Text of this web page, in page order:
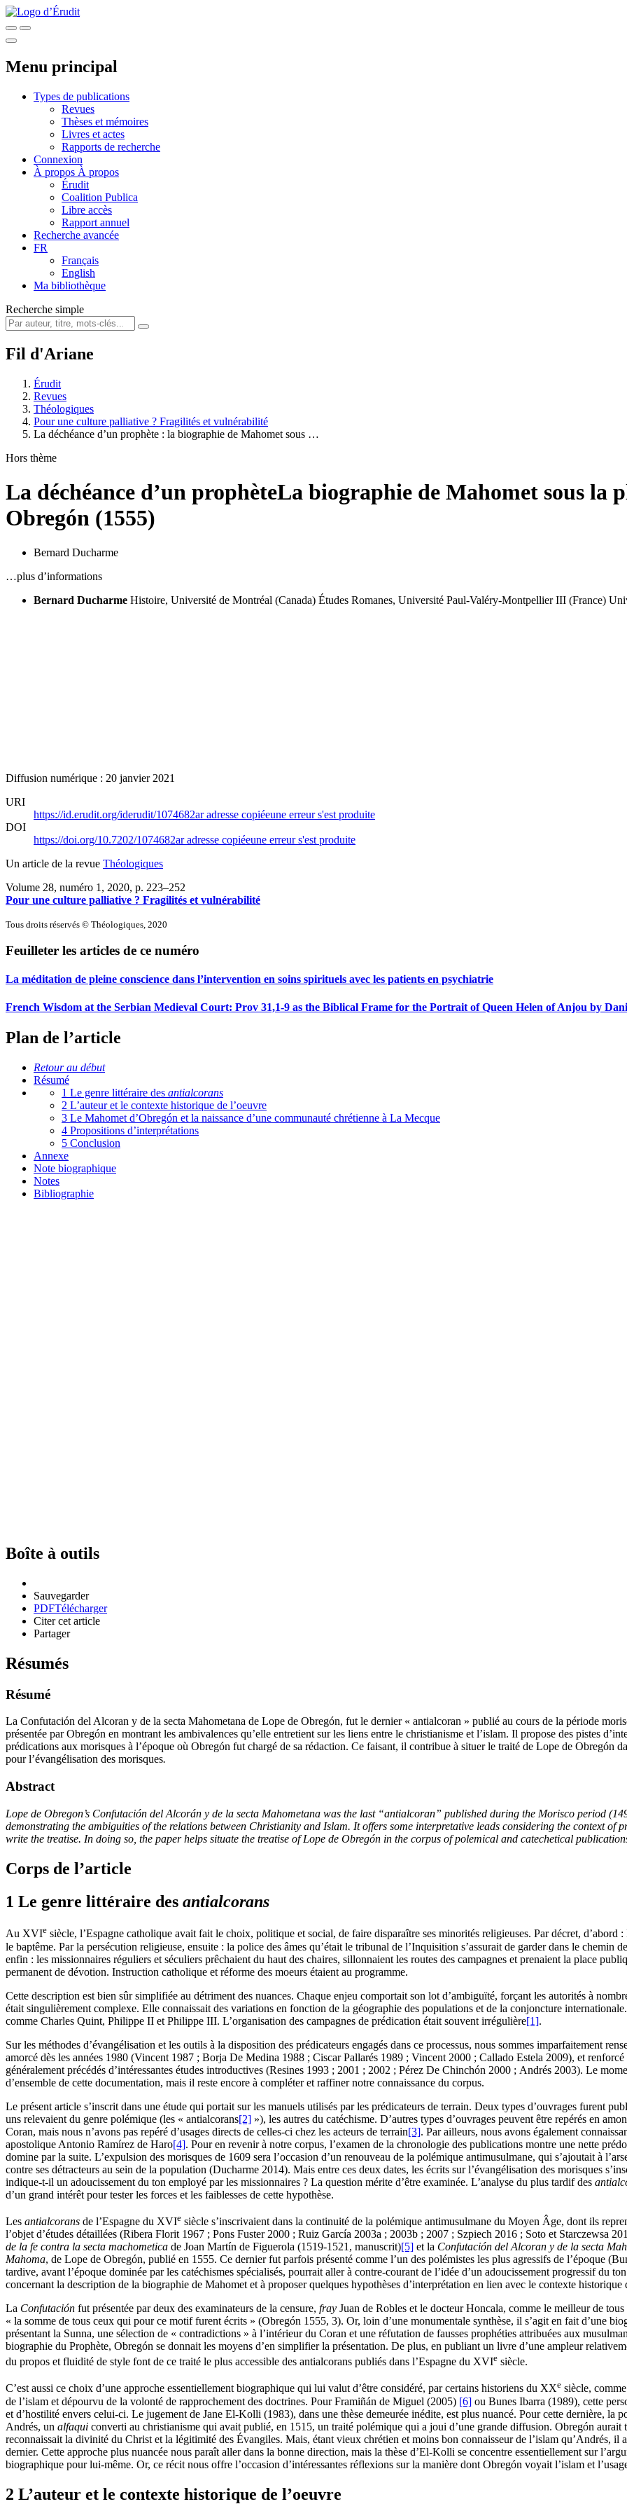
Menu principal
Types de publications
Revues
Thèses et mémoires
Livres et actes
Rapports de recherche
Connexion
À propos À propos
Érudit
Coalition Publica
Libre accès
Rapport annuel
Recherche avancée
FR
Français
English
Ma bibliothèque
Recherche simple
Fil d'Ariane
Érudit
Revues
Théologiques
Pour une culture palliative ? Fragilités et vulnérabilité
La déchéance d’un prophète : la biographie de Mahomet sous …
Hors thème
La déchéance d’un prophèteLa biographie de Mahomet sous la
Obregón (1555)
Bernard Ducharme
…plus d’informations
Bernard Ducharme Histoire, Université de Montréal (Canada) Études Romanes, Université Paul-Valéry-Montpellier III (France)
Diffusion numérique : 20 janvier 2021
URI
https://id.erudit.org/iderudit/1074682aradresse copiéeune erreur s'est produite
DOI
https://doi.org/10.7202/1074682aradresse copiéeune erreur s'est produite
Un article de la revue Théologiques
Volume 28, numéro 1, 2020, p. 223–252
Pour une culture palliative ? Fragilités et vulnérabilité
Tous droits réservés © Théologiques, 2020
Feuilleter les articles de ce numéro
La méditation de pleine conscience dans l’intervention en soins spirituels avec les patients en psychiatrie
French Wisdom at the Serbian Medieval Court: Prov 31,1-9 as the Biblical Frame for the Portrait of Queen Helen of Anjou by
Plan de l’article
Retour au début
Résumé
1 Le genre littéraire des antialcorans
2 L’auteur et le contexte historique de l’oeuvre
3 Le Mahomet d’Obregón et la naissance d’une communauté chrétienne à La Mecque
4 Propositions d’interprétations
5 Conclusion
Annexe
Note biographique
Notes
Bibliographie
Boîte à outils
Sauvegarder
PDFTélécharger
Citer cet article
Partager
Résumés
Résumé
La Confutación del Alcoran y de la secta Mahometana de Lope de Obregón, fut le dernier « antialcoran » publié au cours de la période
présentée par Obregón en montrant les ambivalences qu’elle entretient sur les liens entre le christianisme et l’islam. Il propose des pistes
prédications aux morisques à l’époque où Obregón fut chargé de sa rédaction. Ce faisant, il contribue à situer le traité de Lope de Obregón
pour l’évangélisation des morisques.
Abstract
Lope de Obregon’s Confutación del Alcorán y de la secta Mahometana was the last “antialcoran” published during the Morisco period
demonstrating the ambiguities of the relations between Christianity and Islam. It offers some interpretative leads considering the context of
write the treatise. In doing so, the paper helps situate the treatise of Lope de Obregón in the corpus of polemical and catechetical
Corps de l’article
1 Le genre littéraire des antialcorans
Au XVIe siècle, l’Espagne catholique avait fait le choix, politique et social, de faire disparaître ses minorités religieuses. Par décret, d’abord
le baptême. Par la persécution religieuse, ensuite : la police des âmes qu’était le tribunal de l’Inquisition s’assurait de garder dans le chemin
enfin : les missionnaires réguliers et séculiers prêchaient du haut des chaires, sillonnaient les routes des campagnes et prenaient la place
permanent de dévotion. Instruction catholique et réforme des moeurs étaient au programme.
Cette description est bien sûr simplifiée au détriment des nuances. Chaque enjeu comportait son lot d’ambiguïté, forçant les autorités à
était singulièrement complexe. Elle connaissait des variations en fonction de la géographie des populations et de la conjoncture
comme Charles Quint, Philippe II et Philippe III. L’organisation des campagnes de prédication était souvent irrégulière[1].
Sur les méthodes d’évangélisation et les outils à la disposition des prédicateurs engagés dans ce processus, nous sommes imparfaitement
amorcé dès les années 1980 (Vincent 1987 ; Borja De Medina 1988 ; Ciscar Pallarés 1989 ; Vincent 2000 ; Callado Estela 2009), et
généralement précédés d’intéressantes études introductives (Resines 1993 ; 2001 ; 2002 ; Pérez De Chinchón 2000 ; Andrés 2003). Le
d’ensemble de cette documentation, mais il reste encore à compléter et raffiner notre connaissance du corpus.
Le présent article s’inscrit dans une étude qui portait sur les manuels utilisés par les prédicateurs de terrain. Deux types d’ouvrages furent
uns relevaient du genre polémique (les « antialcorans[2] »), les autres du catéchisme. D’autres types d’ouvrages peuvent être repérés en
Coran, mais nous n’avons pas repéré d’usages directs de celles-ci chez les acteurs de terrain[3]. Par ailleurs, nous avons également
apostolique Antonio Ramírez de Haro[4]. Pour en revenir à notre corpus, l’examen de la chronologie des publications montre une nette
domine par la suite. L’expulsion des morisques de 1609 sera l’occasion d’un renouveau de la polémique antimusulmane, qui s’ajoutait à
contre ses détracteurs au sein de la population (Ducharme 2014). Mais entre ces deux dates, les écrits sur l’évangélisation des morisques
indique-t-il un adoucissement du ton employé par les missionnaires ? La question mérite d’être examinée. L’analyse du plus tardif des
d’un grand intérêt pour tester les forces et les faiblesses de cette hypothèse.
Les antialcorans de l’Espagne du XVIe siècle s’inscrivaient dans la continuité de la polémique antimusulmane du Moyen Âge, dont ils
l’objet d’études détaillées (Ribera Florit 1967 ; Pons Fuster 2000 ; Ruiz García 2003a ; 2003b ; 2007 ; Szpiech 2016 ; Soto et Starczewsa
de la fe contra la secta machometica de Joan Martín de Figuerola (1519-1521, manuscrit)[5] et la Confutación del Alcoran y de la secta
Mahoma, de Lope de Obregón, publié en 1555. Ce dernier fut parfois présenté comme l’un des polémistes les plus agressifs de l’époque
tardive, avant l’époque dominée par les catéchismes spécialisés, pourrait aller à contre-courant de l’idée d’un adoucissement progressif du
concernant la description de la biographie de Mahomet et à proposer quelques hypothèses d’interprétation en lien avec le contexte historique
La Confutación fut présentée par deux des examinateurs de la censure, fray Juan de Robles et le docteur Honcala, comme le meilleur de
« la somme de tous ceux qui pour ce motif furent écrits » (Obregón 1555, 3). Or, loin d’une monumentale synthèse, il s’agit en fait d’une
présentant la Sunna, une sélection de « contradictions » à l’intérieur du Coran et une réfutation de fausses prophéties attribuées aux
biographie du Prophète, Obregón se donnait les moyens d’en simplifier la présentation. De plus, en publiant un livre d’une ampleur
du propos et fluidité de style font de ce traité le plus accessible des antialcorans publiés dans l’Espagne du XVIe siècle.
C’est aussi ce choix d’une approche essentiellement biographique qui lui valut d’être considéré, par certains historiens du XXe siècle,
de l’islam et dépourvu de la volonté de rapprochement des doctrines. Pour Framiñán de Miguel (2005) [6] ou Bunes Ibarra (1989), cette
et d’hostilité envers celui-ci. Le jugement de Jane El-Kolli (1983), dans une thèse demeurée inédite, est plus nuancé. Pour cette dernière, la
Andrés, un alfaqui converti au christianisme qui avait publié, en 1515, un traité polémique qui a joui d’une grande diffusion. Obregón aurait
reconnaissait la divinité du Christ et la légitimité des Évangiles. Mais, étant vieux chrétien et moins bon connaisseur de l’islam qu’Andrés, il
dernier. Cette approche plus nuancée nous paraît aller dans la bonne direction, mais la thèse d’El-Kolli se concentre essentiellement sur
biographique pour lui-même. Or, ce récit nous offre l’occasion d’intéressantes réflexions sur la manière dont Obregón voyait l’islam et
2 L’auteur et le contexte historique de l’oeuvre